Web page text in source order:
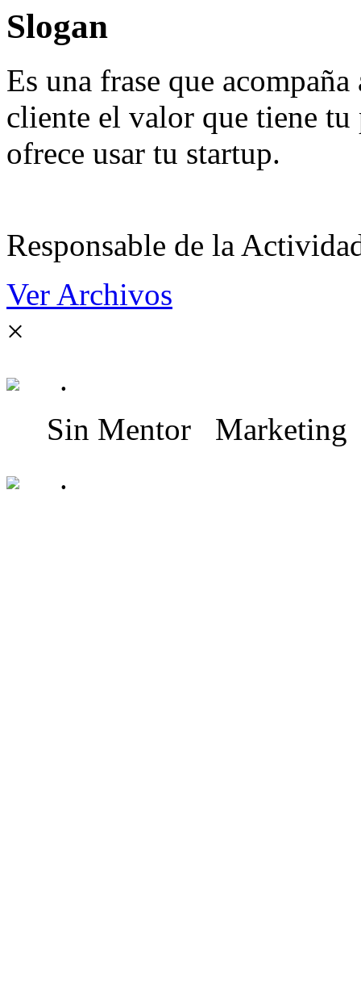
Slogan
Es una frase que
cliente el valor que tiene
ofrece usar tu startup.
Responsable de la
Ver Archivos
×
.
Sin Mentor Marketing
.